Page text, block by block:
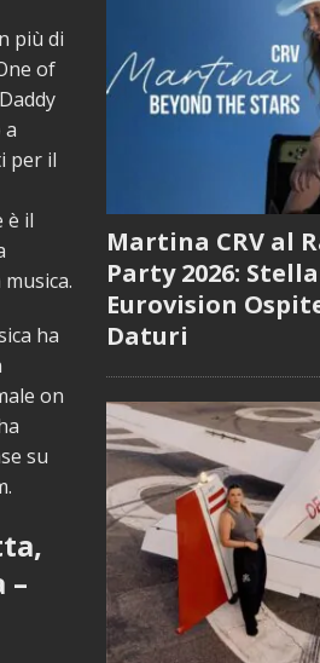
più di
of
per il
è il
ha
on
su
–
Martina CRV al
Party 2026:
Eurovision
Daturi